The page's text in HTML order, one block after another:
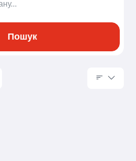
Пошук